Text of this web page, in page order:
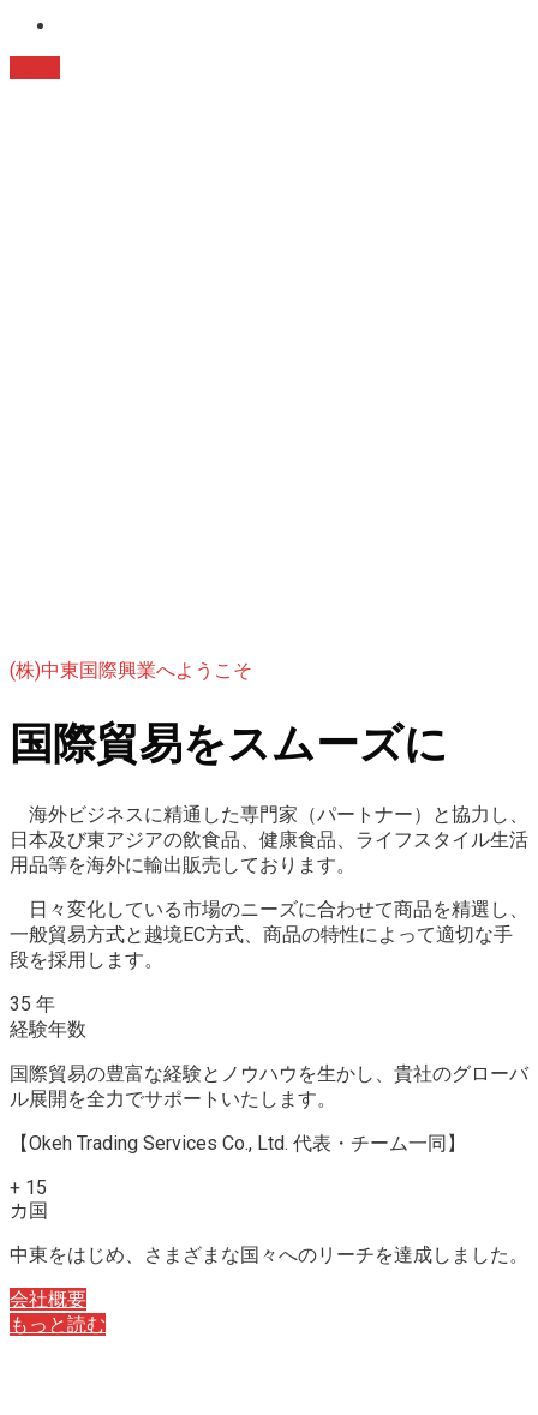
(株)中東国際興業へようこそ
国際貿易をスムーズに
海外ビジネスに精通した専門家（パートナー）と協力し、
日本及び東アジアの飲食品、健康食品、ライフスタイル生活
用品等を海外に輸出販売しております。
日々変化している市場のニーズに合わせて商品を精選し、
一般貿易方式と越境EC方式、商品の特性によって適切な手
段を採用します。
35 年
経験年数
国際貿易の豊富な経験とノウハウを生かし、貴社のグローバ
ル展開を全力でサポートいたします。
【Okeh Trading Services Co., Ltd. 代表・チーム一同】
+ 15
カ国
中東をはじめ、さまざまな国々へのリーチを達成しました。
会社概要
もっと読む